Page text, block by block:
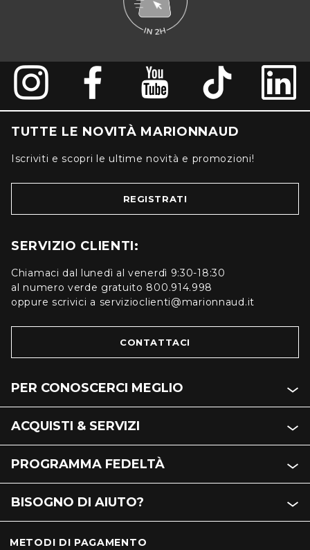
TUTTE LE NOVITÀ MARIONNAUD
Iscriviti e scopri le ultime novità e promozioni!
REGISTRATI
SERVIZIO CLIENTI:
Chiamaci dal lunedì al venerdì 9:30-18:30
al numero verde gratuito 800.914.998
oppure scrivici a servizioclienti@marionnaud.it
CONTATTACI
PER CONOSCERCI MEGLIO
ACQUISTI & SERVIZI
PROGRAMMA FEDELTÀ
BISOGNO DI AIUTO?
METODI DI PAGAMENTO